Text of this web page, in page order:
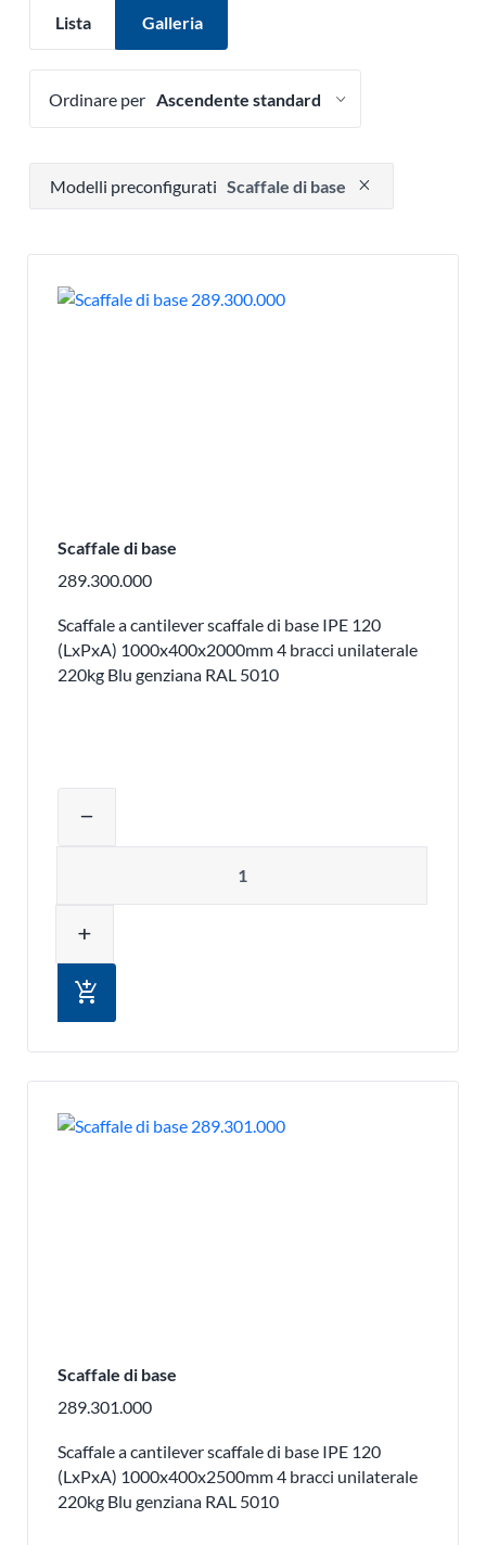
Lista Galleria
Ordinare per
Premere per rimuovere l'opzione filtro
Modelli preconfigurati Scaffale di base
Scaffale di base
289.300.000
Scaffale a cantilever scaffale di base IPE 120
(LxPxA) 1000x400x2000mm 4 bracci unilaterale
220kg Blu genziana RAL 5010
remove
add
add_shopping_cart
Scaffale di base
289.301.000
Scaffale a cantilever scaffale di base IPE 120
(LxPxA) 1000x400x2500mm 4 bracci unilaterale
220kg Blu genziana RAL 5010